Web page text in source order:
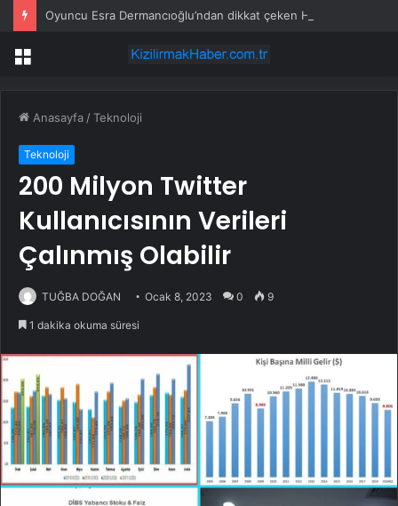
Menü
Anasayfa /Teknoloji
Teknoloji
200 Milyon Twitter
Kullanıcısının Verileri
Çalınmış Olabilir
TUĞBA DOĞAN Ocak 8, 2023 0 9
1 dakika okuma süresi